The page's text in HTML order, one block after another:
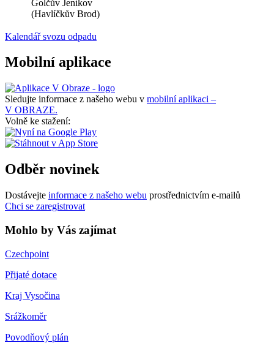
Golčův Jeníkov
(Havlíčkův Brod)
Kalendář svozu odpadu
Mobilní aplikace
Sledujte informace z našeho webu v mobilní aplikaci –
V OBRAZE.
Volně ke stažení:
Odběr novinek
Dostávejte informace z našeho webu prostřednictvím e-mailů
Chci se zaregistrovat
Mohlo by Vás zajímat
Czechpoint
Přijaté dotace
Kraj Vysočina
Srážkoměr
Povodňový plán